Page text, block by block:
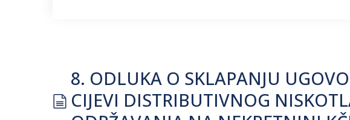
document
8. ODLUKA O SKLAPANJU
CIJEVI DISTRIBUTIVNOG